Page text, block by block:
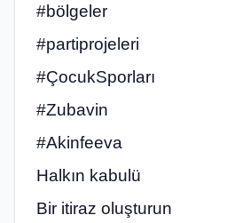
#bölgeler
#partiprojeleri
#ÇocukSporları
#Zubavin
#Akinfeeva
Halkın kabulü
Bir itiraz oluşturun